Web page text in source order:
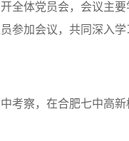
全体党员会，会议主
参加会议，共同深入学
考察，在合肥七中高新